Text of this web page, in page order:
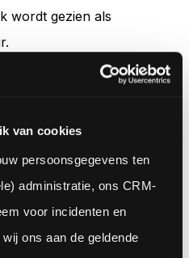
van cookies
persoonsgegevens ten
administratie, ons CRM-
voor incidenten en
ons aan de geldende
wordt gezien als
invloed uw SEO
diverse tools om uw
bounce ratio's bij te
Analytics. Verander
voor het beste